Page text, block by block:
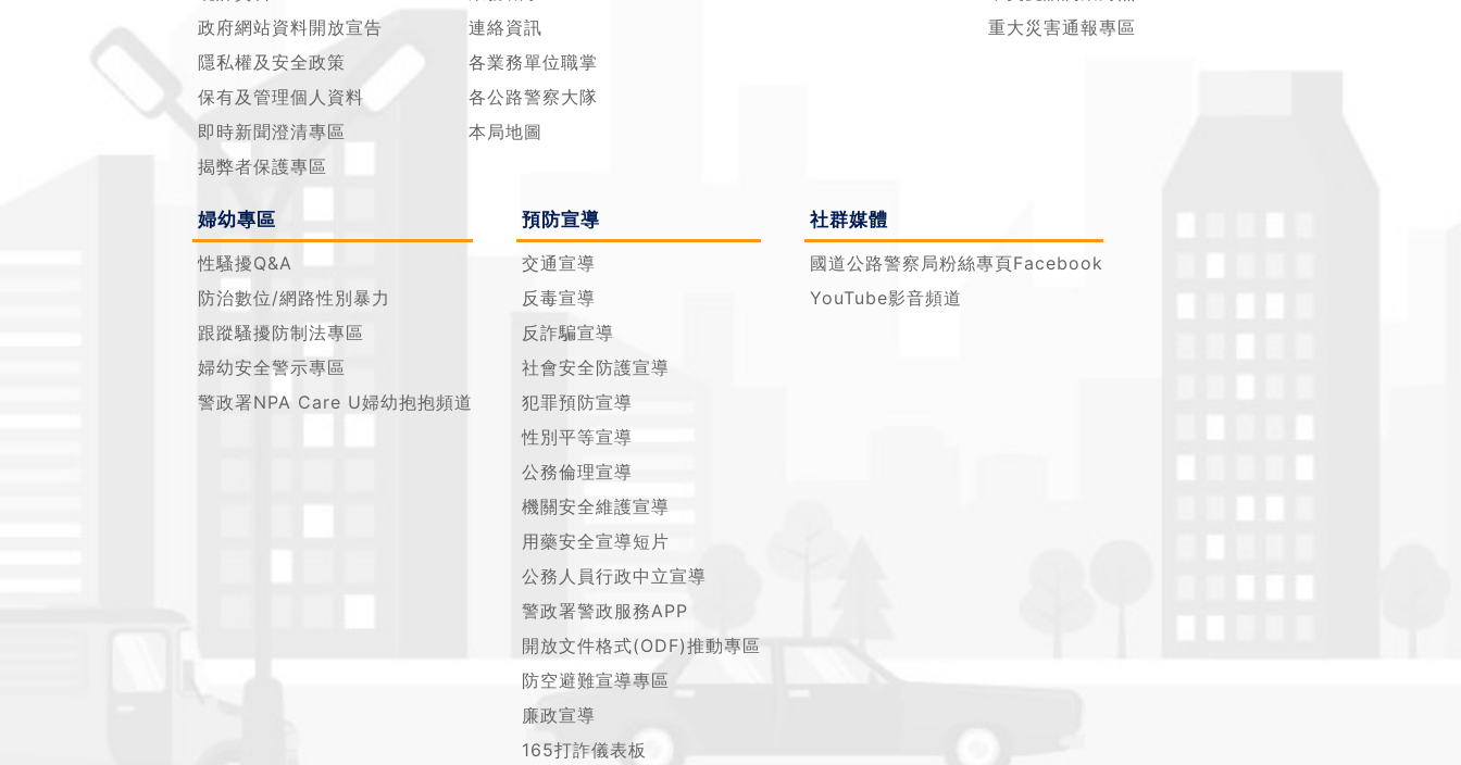
政府網站資料開放宣告
隱私權及安全政策
保有及管理個人資料
即時新聞澄清專區
揭弊者保護專區
連絡資訊
各業務單位職掌
各公路警察大隊
本局地圖
重大災害通報專區
婦幼專區
性騷擾Q&A
防治數位/網路性別暴力
跟蹤騷擾防制法專區
婦幼安全警示專區
警政署NPA Care U婦幼抱抱頻道
預防宣導
交通宣導
反毒宣導
反詐騙宣導
社會安全防護宣導
犯罪預防宣導
性別平等宣導
公務倫理宣導
機關安全維護宣導
用藥安全宣導短片
公務人員行政中立宣導
警政署警政服務APP
開放文件格式(ODF)推動專區
防空避難宣導專區
廉政宣導
165打詐儀表板
社群媒體
國道公路警察局粉絲專頁Facebook
YouTube影音頻道